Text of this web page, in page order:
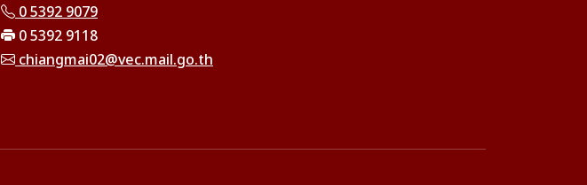
0 5392 9079
0 5392 9118
chiangmai02@vec.mail.go.th